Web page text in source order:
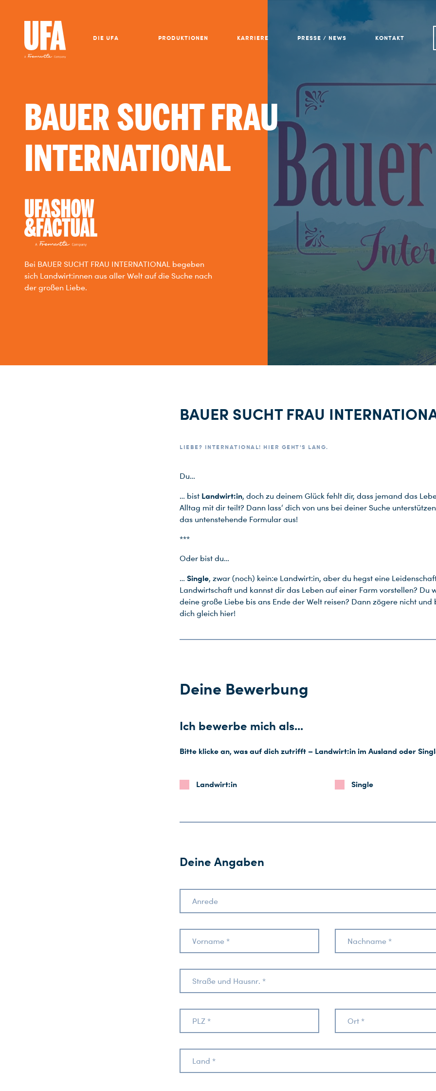
DIE UFA PRODUKTIONEN KARRIERE PRESSE / NEWS KONTAKT
BAUER SUCHT FRAU
INTERNATIONAL
Bei BAUER SUCHT FRAU INTERNATIONAL begeben
sich Landwirt:innen aus aller Welt auf die Suche nach
der großen Liebe.
BAUER SUCHT FRAU
LIEBE? INTERNATIONAL! HIER GEHT'S LANG.
Du…
… bist Landwirt:in, doch zu deinem Glück fehlt dir, dass jemand das
Alltag mit dir teilt? Dann lass‘ dich von uns bei deiner Suche
das untenstehende Formular aus!
***
Oder bist du…
… Single, zwar (noch) kein:e Landwirt:in, aber du hegst eine
Landwirtschaft und kannst dir das Leben auf einer Farm vorstellen? Du
deine große Liebe bis ans Ende der Welt reisen? Dann zögere nicht und
dich gleich hier!
Deine Bewerbung
Ich bewerbe mich als...
Bitte klicke an, was auf dich zutrifft – Landwirt:in im Ausland oder
Landwirt:in Single
Deine Angaben
Anrede
Vorname * Nachname *
Straße und Hausnr. *
PLZ * Ort *
Land *